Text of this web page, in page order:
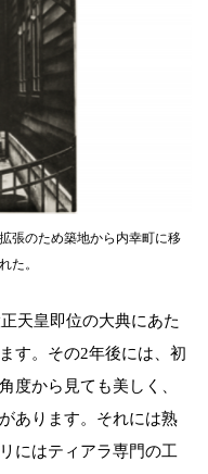
張のため築地から内幸町に移
た。
天皇即位の大典にあた
す。その2年後には、初
度から見ても美しく、
あります。それには熟
にはティアラ専門の工